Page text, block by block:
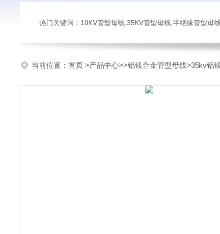
热门关键词：10KV管型母线,35KV管型母线,半绝缘管型母
当前位置： 首页 >产品中心>>铝镁合金管型母线>35kv铝